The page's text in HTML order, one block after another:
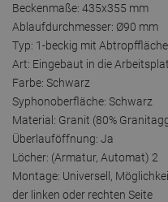
Beckenmaße: 435x355 mm
Ablaufdurchmesser: Ø90 mm
Typ: 1-beckig mit Abtropffläche
Art: Eingebaut in die
Farbe: Schwarz
Syphonoberfläche: Schwarz
Material: Granit (80%
Überlauföffnung: Ja
Löcher: (Armatur, Automat) 2
Montage: Universell,
der linken oder rechten Seite